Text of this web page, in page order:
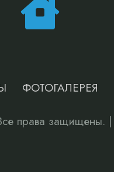
ФОТОГАЛЕРЕЯ
права защищены. |